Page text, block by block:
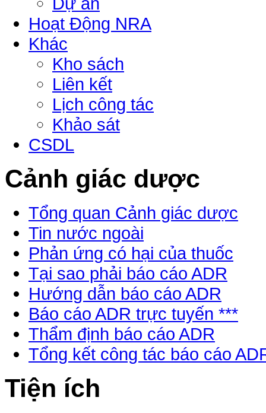
Hoạt Động NRA
Khác
Kho sách
Liên kết
Lịch công tác
Khảo sát
CSDL
Cảnh giác dược
Tổng quan Cảnh giác dược
Tin nước ngoài
Phản ứng có hại của thuốc
Tại sao phải báo cáo ADR
Hướng dẫn báo cáo ADR
Báo cáo ADR trực tuyến ***
Thẩm định báo cáo ADR
Tổng kết công tác báo cáo
Tiện ích